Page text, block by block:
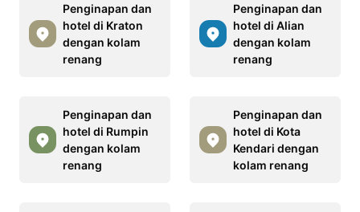
Penginapan dan
hotel di Kraton
dengan kolam
renang
Penginapan dan
hotel di Alian
dengan kolam
renang
Penginapan dan
hotel di Rumpin
dengan kolam
renang
Penginapan dan
hotel di Kota
Kendari dengan
kolam renang